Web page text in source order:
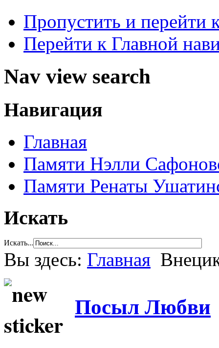
Пропустить и перейти
Перейти к Главной
Nav view search
Навигация
Главная
Памяти Нэлли
Памяти Ренаты
Искать
Искать...
Вы здесь: Главная
Посыл Любви